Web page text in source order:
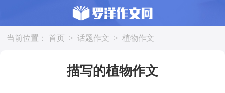
当前位置： 首页 > 话题作文 > 植物作文
描写的植物作文